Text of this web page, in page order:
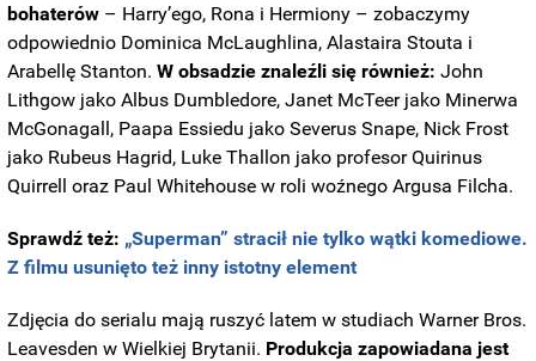
bohaterów – Harry’ego, Rona i Hermiony – zobaczymy
odpowiednio Dominica McLaughlina, Alastaira Stouta i
Arabellę Stanton.W obsadzie znaleźli się również: John
Lithgow jako Albus Dumbledore, Janet McTeer jako Minerwa
McGonagall, Paapa Essiedu jako Severus Snape, Nick Frost
jako Rubeus Hagrid, Luke Thallon jako profesor Quirinus
Quirrell oraz Paul Whitehouse w roli woźnego Argusa Filcha.
Sprawdź też: „Superman” stracił nie tylko wątki komediowe.
Z filmu usunięto też inny istotny element
Zdjęcia do serialu mają ruszyć latem w studiach Warner Bros.
Leavesden w Wielkiej Brytanii. Produkcja zapowiadana jest